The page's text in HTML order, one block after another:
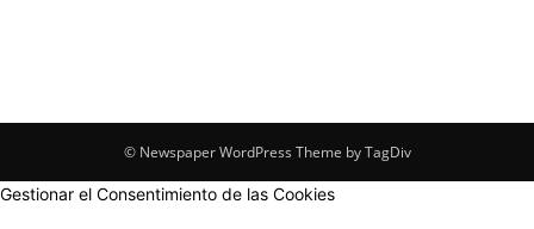
© Newspaper WordPress Theme by TagDiv
Gestionar el Consentimiento de las Cookies